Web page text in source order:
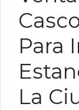
Para
La